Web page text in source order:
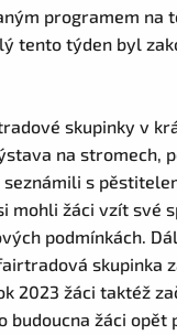
programem na
tento týden byl
skupinky v
na stromech,
s
mohli žáci vzít své
podmínkách.
skupinka
2023 žáci taktéž
budoucna žáci opět